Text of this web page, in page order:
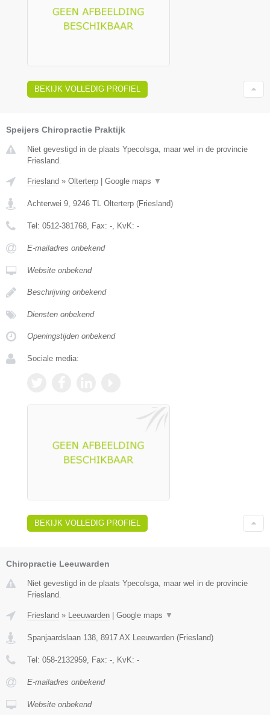
BEKIJK VOLLEDIG PROFIEL
Speijers Chiropractie Praktijk
Niet gevestigd in de plaats Ypecolsga, maar wel in de provincie
Friesland.
Friesland » Olterterp Google maps ▼
Achterwei 9, 9246 TL Olterterp (Friesland)
Tel: 0512-381768, Fax: -, KvK: -
E-mailadres onbekend
Website onbekend
Beschrijving onbekend
Diensten onbekend
Openingstijden onbekend
Sociale media:
BEKIJK VOLLEDIG PROFIEL
Chiropractie Leeuwarden
Niet gevestigd in de plaats Ypecolsga, maar wel in de provincie
Friesland.
Friesland » Leeuwarden Google maps ▼
Spanjaardslaan 138 8917 AX Leeuwarden (Friesland)
Tel: 058-2132959 , Fax: - , KvK: -
E-mailadres onbekend
Website onbekend